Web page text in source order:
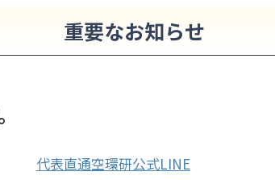
重要なお知らせ
代表直通空環研公式LINE